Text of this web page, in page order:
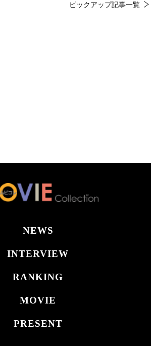
ピックアップ記事一覧
NEWS
INTERVIEW
RANKING
MOVIE
PRESENT